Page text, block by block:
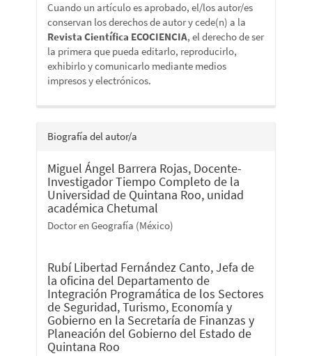
Cuando un artículo es aprobado, el/los autor/es
conservan los derechos de autor y cede(n) a la
Revista Científica ECOCIENCIA, el derecho de ser
la primera que pueda editarlo, reproducirlo,
exhibirlo y comunicarlo mediante medios
impresos y electrónicos.
Biografía del autor/a
Miguel Ángel Barrera Rojas, Docente-
Investigador Tiempo Completo de la
Universidad de Quintana Roo, unidad
académica Chetumal
Doctor en Geografía (México)
Rubí Libertad Fernández Canto,Jefa de
la oficina del Departamento de
Integración Programática de los Sectores
de Seguridad, Turismo, Economía y
Gobierno en la Secretaría de Finanzas y
Planeación del Gobierno del Estado de
Quintana Roo